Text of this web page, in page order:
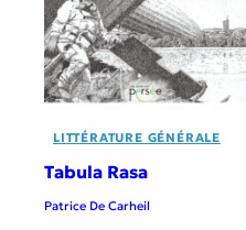
LITTÉRATURE GÉNÉRALE
Tabula Rasa
Patrice De Carheil